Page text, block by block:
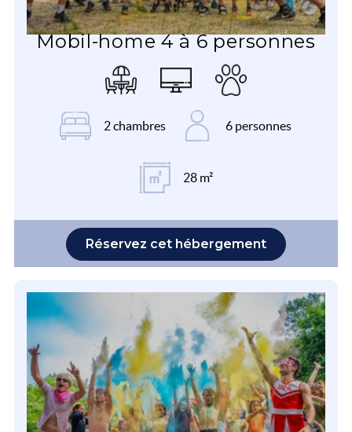
Mobil-home 4 à 6 personnes
2 chambres 6 personnes
28 m²
Réservez cet hébergement